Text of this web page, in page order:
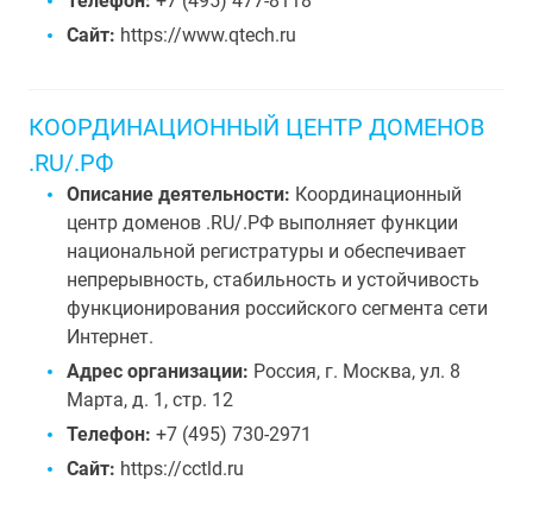
Сайт: https://www.qtech.ru
КООРДИНАЦИОННЫЙ ЦЕНТР ДОМЕНОВ
.RU/.РФ
Описание деятельности: Координационный
центр доменов .RU/.РФ выполняет функции
национальной регистратуры и обеспечивает
непрерывность, стабильность и устойчивость
функционирования российского сегмента сети
Интернет.
Адрес организации: Россия, г. Москва, ул. 8
Марта, д. 1, стр. 12
Телефон: +7 (495) 730-2971
Сайт: https://cctld.ru